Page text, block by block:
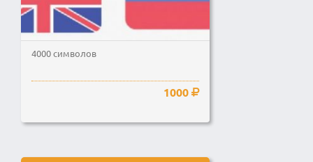
4000 символов
1000